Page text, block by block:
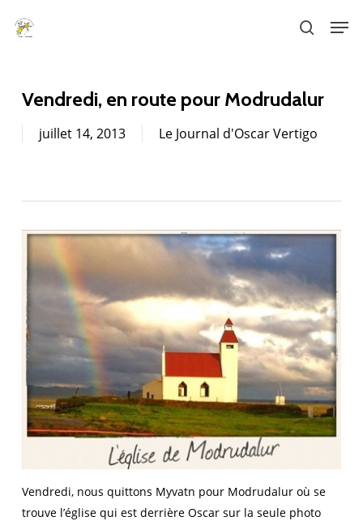
search
Vendredi, en route pour Modrudalur
juillet 14, 2013 Le Journal d'Oscar Vertigo
Vendredi, nous quittons Myvatn pour Modrudalur où se
trouve l’église qui est derrière Oscar sur la seule photo